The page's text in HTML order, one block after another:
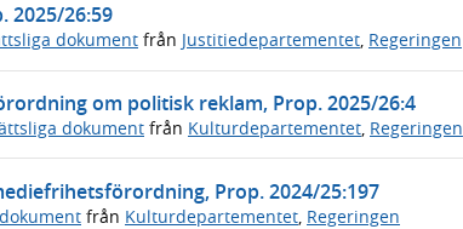
2025/26:59
dokument från Justitiedepartementet, Regeringen
om politisk reklam, Prop. 2025/26:4
dokument från Kulturdepartementet, Regeringen
Prop. 2024/25:197
från Kulturdepartementet Regeringen